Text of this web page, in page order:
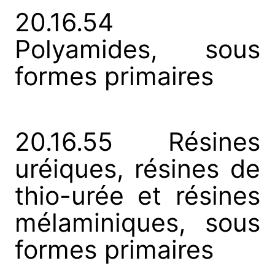
20.16.54
Polyamides, sous
formes primaires
20.16.55 Résines
uréiques, résines de
thio-urée et résines
mélaminiques, sous
formes primaires